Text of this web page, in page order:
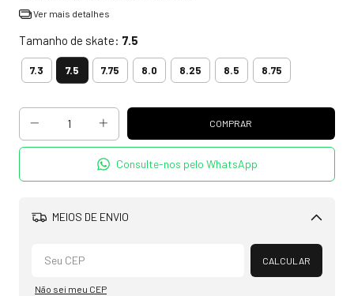
Ver mais detalhes
Tamanho de skate: 7.5
7.3 7.5 7.75 8.0 8.25 8.5 8.75
Consulte-nos pelo WhatsApp
MEIOS DE ENVIO
Alterar CEP
CALCULAR
Não sei meu CEP